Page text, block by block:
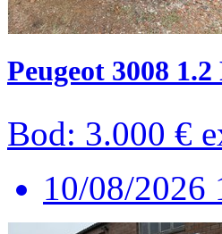
Peugeot 3008
Bod: 3.000 €
10/08/2026